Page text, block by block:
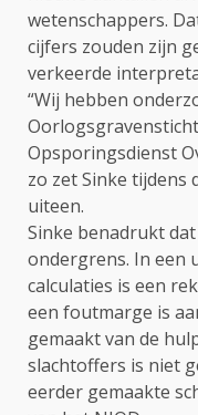
wetenschappers.
cijfers zouden zijn
verkeerde
“Wij hebben
Opsporingsdienst
zo zet Sinke tijdens
uiteen.
Sinke benadrukt
ondergrens. In een
calculaties is een
een foutmarge is
gemaakt van de
slachtoffers is niet
eerder gemaakte